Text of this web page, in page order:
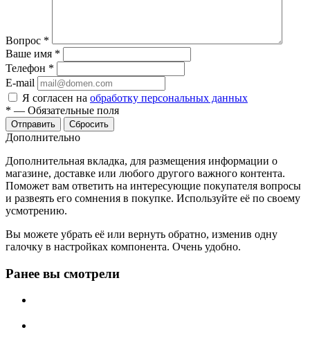
Вопрос *
Ваше имя *
Телефон *
E-mail
Я согласен на обработку персональных данных
* — Обязательные поля
Отправить Сбросить
Дополнительно
Дополнительная вкладка, для размещения информации о
магазине, доставке или любого другого важного контента.
Поможет вам ответить на интересующие покупателя вопросы
и развеять его сомнения в покупке. Используйте её по своему
усмотрению.
Вы можете убрать её или вернуть обратно, изменив одну
галочку в настройках компонента. Очень удобно.
Ранее вы смотрели